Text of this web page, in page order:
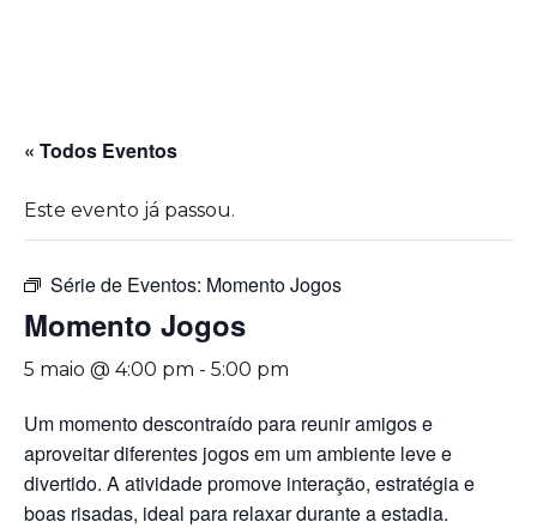
« Todos Eventos
Este evento já passou.
Série de Eventos: Momento Jogos
Momento Jogos
5 maio @ 4:00 pm - 5:00 pm
Um momento descontraído para reunir amigos e
aproveitar diferentes jogos em um ambiente leve e
divertido. A atividade promove interação, estratégia e
boas risadas, ideal para relaxar durante a estadia.